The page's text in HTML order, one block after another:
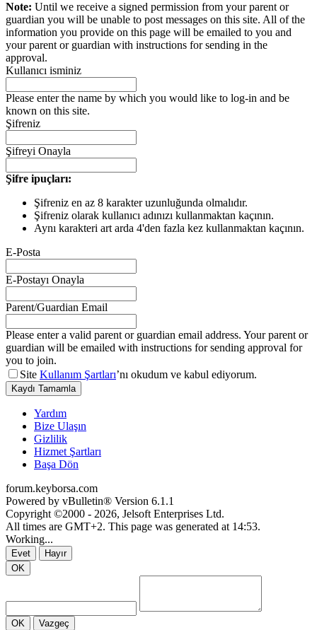
Note: Until we receive a signed permission from your parent or
guardian you will be unable to post messages on this site. All of the
information you provide on this page will be emailed to you and
your parent or guardian with instructions for sending in the
approval.
Kullanıcı isminiz
Please enter the name by which you would like to log-in and be
known on this site.
Şifreniz
Şifreyi Onayla
Şifre ipuçları:
Şifreniz en az 8 karakter uzunluğunda olmalıdır.
Şifreniz olarak kullanıcı adınızı kullanmaktan kaçının.
Aynı karakteri art arda 4'den fazla kez kullanmaktan kaçının.
E-Posta
E-Postayı Onayla
Parent/Guardian Email
Please enter a valid parent or guardian email address. Your parent or
guardian will be emailed with instructions for sending approval for
you to join.
Site Kullanım Şartları’nı okudum ve kabul ediyorum.
Kaydı Tamamla
Yardım
Bize Ulaşın
Gizlilik
Hizmet Şartları
Başa Dön
forum.keyborsa.com
Powered by vBulletin® Version 6.1.1
Copyright ©2000 - 2026, Jelsoft Enterprises Ltd.
All times are GMT+2. This page was generated at 14:53.
Working...
Evet
Hayır
OK
OK Vazgeç